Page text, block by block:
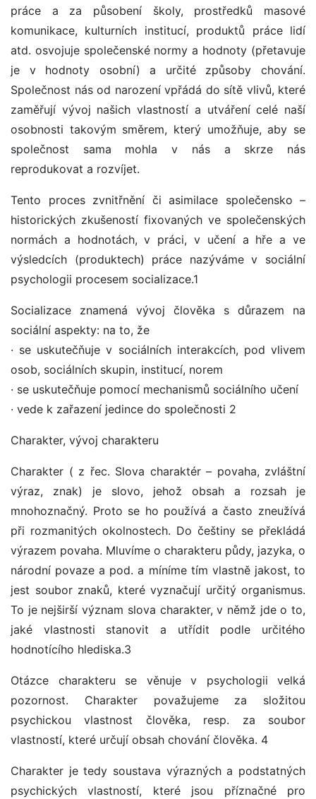
práce a za působení školy, prostředků masové
komunikace, kulturních institucí, produktů práce lidí
atd. osvojuje společenské normy a hodnoty (přetavuje
je v hodnoty osobní) a určité způsoby chování.
Společnost nás od narození vpřádá do sítě vlivů, které
zaměřují vývoj našich vlastností a utváření celé naší
osobnosti takovým směrem, který umožňuje, aby se
společnost sama mohla v nás a skrze nás
reprodukovat a rozvíjet.
Tento proces zvnitřnění či asimilace společensko –
historických zkušeností fixovaných ve společenských
normách a hodnotách, v práci, v učení a hře a ve
výsledcích (produktech) práce nazýváme v sociální
psychologii procesem socializace.1
Socializace znamená vývoj člověka s důrazem na
sociální aspekty: na to, že
· se uskutečňuje v sociálních interakcích, pod vlivem
osob, sociálních skupin, institucí, norem
· se uskutečňuje pomocí mechanismů sociálního učení
· vede k zařazení jedince do společnosti 2
Charakter, vývoj charakteru
Charakter ( z řec. Slova charaktér – povaha, zvláštní
výraz, znak) je slovo, jehož obsah a rozsah je
mnohoznačný. Proto se ho používá a často zneužívá
při rozmanitých okolnostech. Do češtiny se překládá
výrazem povaha. Mluvíme o charakteru půdy, jazyka, o
národní povaze a pod. a míníme tím vlastně jakost, to
jest soubor znaků, které vyznačují určitý organismus.
To je nejširší význam slova charakter, v němž jde o to,
jaké vlastnosti stanovit a utřídit podle určitého
hodnotícího hlediska.3
Otázce charakteru se věnuje v psychologii velká
pozornost. Charakter považujeme za složitou
psychickou vlastnost člověka, resp. za soubor
vlastností, které určují obsah chování člověka. 4
Charakter je tedy soustava výrazných a podstatných
psychických vlastností, které jsou příznačné pro